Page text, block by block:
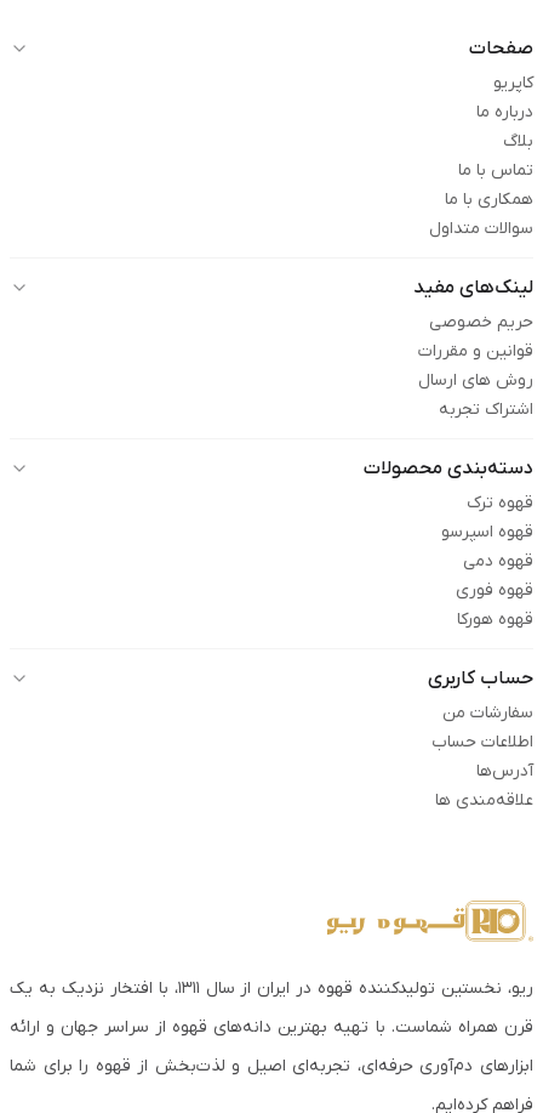
صفحات
کاپریو
درباره ما
بلاگ
تماس با ما
همکاری با ما
سوالات متداول
لینک‌های مفید
حریم خصوصی
قوانین و مقررات
روش های ارسال
اشتراک تجربه
دسته‌بندی محصولات
قهوه ترک
قهوه اسپرسو
قهوه دمی
قهوه فوری
قهوه هورکا
حساب کاربری
سفارشات من
اطلاعات حساب
آدرس‌ها
علاقه‌مندی ها
ریو، نخستین تولیدکننده قهوه در ایران از سال ۱۳۱۱، با افتخار نزدیک به یک
قرن همراه شماست. با تهیه بهترین دانه‌های قهوه از سراسر جهان و ارائه
ابزارهای دم‌آوری حرفه‌ای، تجربه‌ای اصیل و لذت‌بخش از قهوه را برای شما
فراهم کرده‌ایم.